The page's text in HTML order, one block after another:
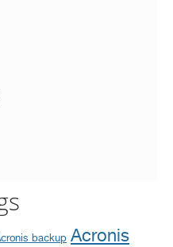
backup Acronis